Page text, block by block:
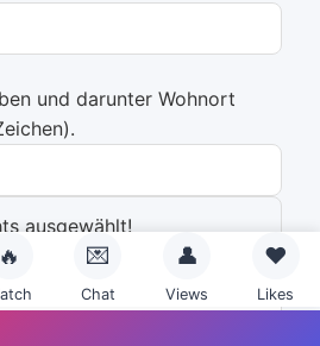
und darunter Wohnort
ausgewählt!
🔥 💌
Chat
👤
Views
❤️
Likes